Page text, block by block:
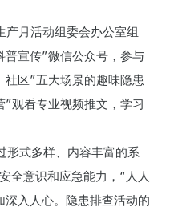
月活动组委会办公室组
宣传”微信公众号，参与
区”五大场景的趣味隐患
观看专业视频推文，学习
式多样、内容丰富的系
全意识和应急能力，“人人
入人心。隐患排查活动的